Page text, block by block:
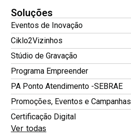
Soluções
Eventos de Inovação
Ciklo2Vizinhos
Stúdio de Gravação
Programa Empreender
PA Ponto Atendimento -SEBRAE
Promoções, Eventos e Campanhas
Certificação Digital
Ver todas